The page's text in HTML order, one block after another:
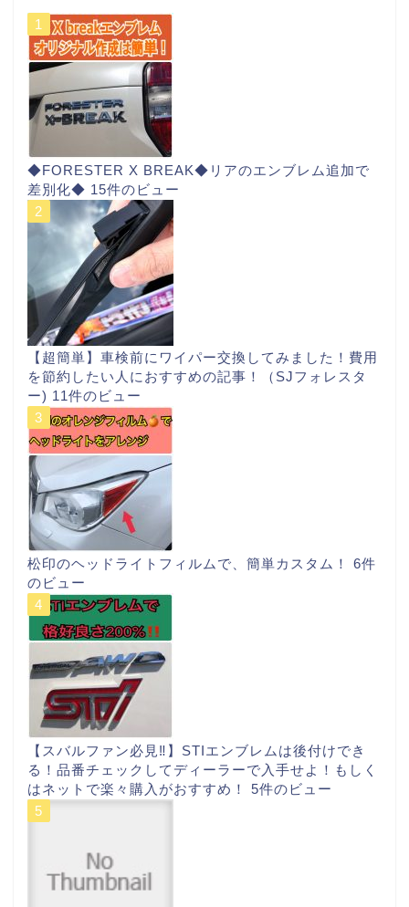
◆FORESTER X BREAK◆リアのエンブレム追加で
差別化◆ 15件のビュー
【超簡単】車検前にワイパー交換してみました！費用
を節約したい人におすすめの記事！（SJフォレスタ
ー) 11件のビュー
松印のヘッドライトフィルムで、簡単カスタム！ 6件
のビュー
【スバルファン必見‼︎】STIエンブレムは後付けでき
る！品番チェックしてディーラーで入手せよ！もしく
はネットで楽々購入がおすすめ！ 5件のビュー